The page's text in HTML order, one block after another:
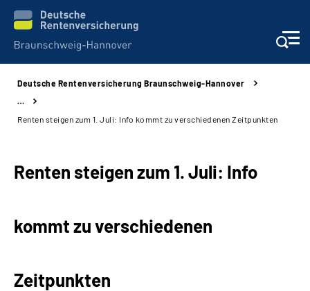
Unsere Kliniken
Über uns
Deutsche Rentenversicherung Braunschweig-Hannover
…
Renten steigen zum 1. Juli: Info kommt zu verschiedenen Zeitpunkten
Renten steigen zum 1. Juli: Info
kommt zu verschiedenen
Zeitpunkten